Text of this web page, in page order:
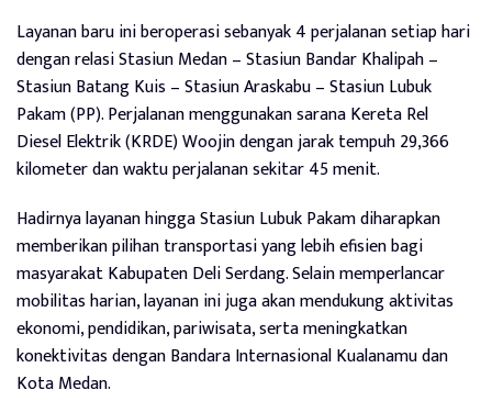
Layanan baru ini beroperasi sebanyak 4 perjalanan setiap hari
dengan relasi Stasiun Medan – Stasiun Bandar Khalipah –
Stasiun Batang Kuis – Stasiun Araskabu – Stasiun Lubuk
Pakam (PP). Perjalanan menggunakan sarana Kereta Rel
Diesel Elektrik (KRDE) Woojin dengan jarak tempuh 29,366
kilometer dan waktu perjalanan sekitar 45 menit.
Hadirnya layanan hingga Stasiun Lubuk Pakam diharapkan
memberikan pilihan transportasi yang lebih efisien bagi
masyarakat Kabupaten Deli Serdang. Selain memperlancar
mobilitas harian, layanan ini juga akan mendukung aktivitas
ekonomi, pendidikan, pariwisata, serta meningkatkan
konektivitas dengan Bandara Internasional Kualanamu dan
Kota Medan.